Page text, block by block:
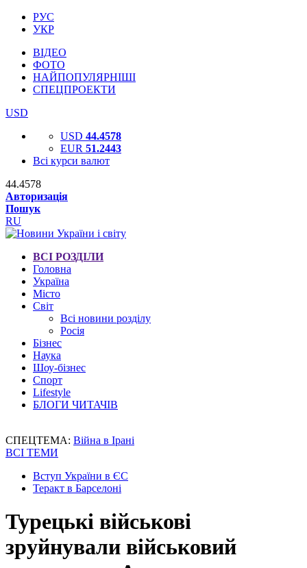
РУС
УКР
ВІДЕО
ФОТО
НАЙПОПУЛЯРНІШІ
СПЕЦПРОЕКТИ
USD
USD 44.4578
EUR 51.2443
Всі курси валют
44.4578
Авторизація
Пошук
RU
ВСІ РОЗДІЛИ
Головна
Україна
Місто
Світ
Всі новини розділу
Росія
Бізнес
Наука
Шоу-бізнес
Спорт
Lifestyle
БЛОГИ ЧИТАЧІВ
СПЕЦТЕМА: Війна в Ірані
ВСІ ТЕМИ
Вступ України в ЄС
Теракт в Барселоні
Турецькі військові
зруйнували військовий